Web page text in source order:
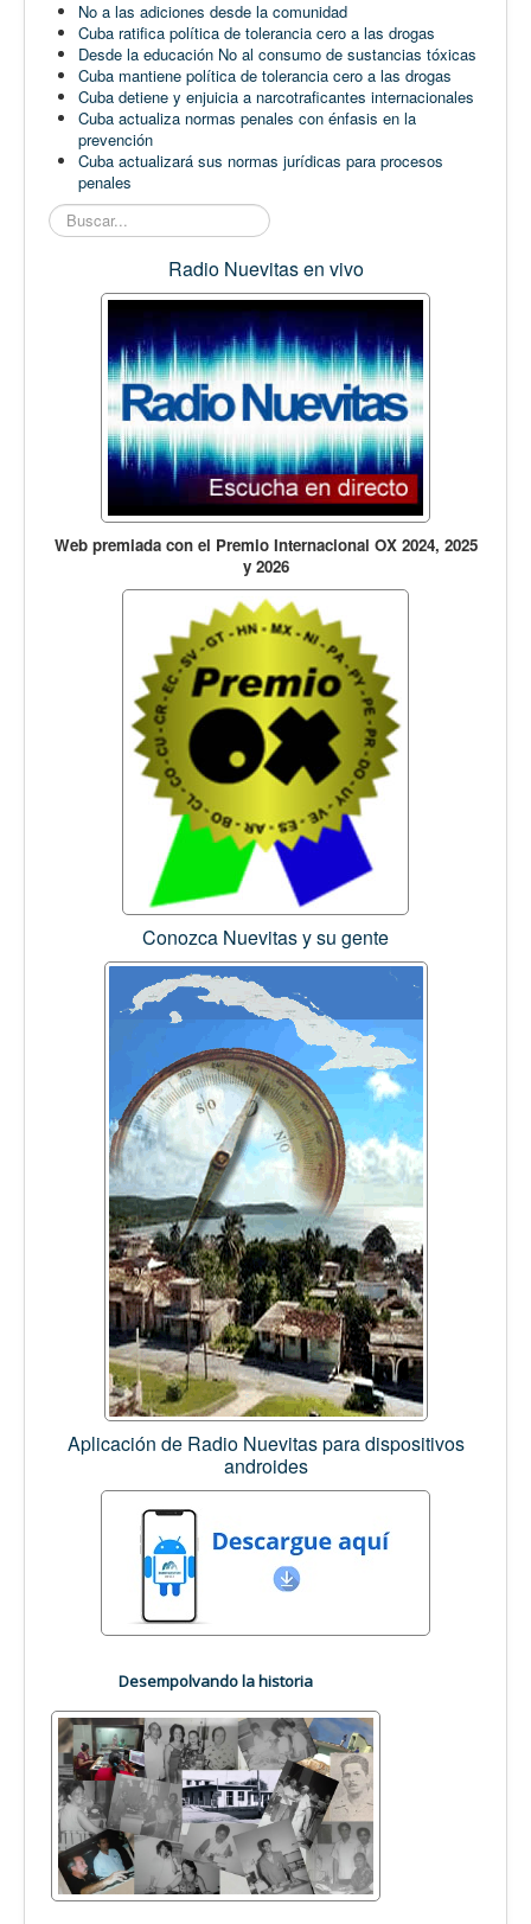
No a las adiciones desde la comunidad
Cuba ratifica política de tolerancia cero a las drogas
Desde la educación No al consumo de sustancias tóxicas
Cuba mantiene política de tolerancia cero a las drogas
Cuba detiene y enjuicia a narcotraficantes internacionales
Cuba actualiza normas penales con énfasis en la
prevención
Cuba actualizará sus normas jurídicas para procesos
penales
Buscar...
Radio Nuevitas en vivo
Web premiada con el Premio Internacional OX 2024, 2025
y 2026
Conozca Nuevitas y su gente
Aplicación de Radio Nuevitas para dispositivos
androides
Desempolvando la historia